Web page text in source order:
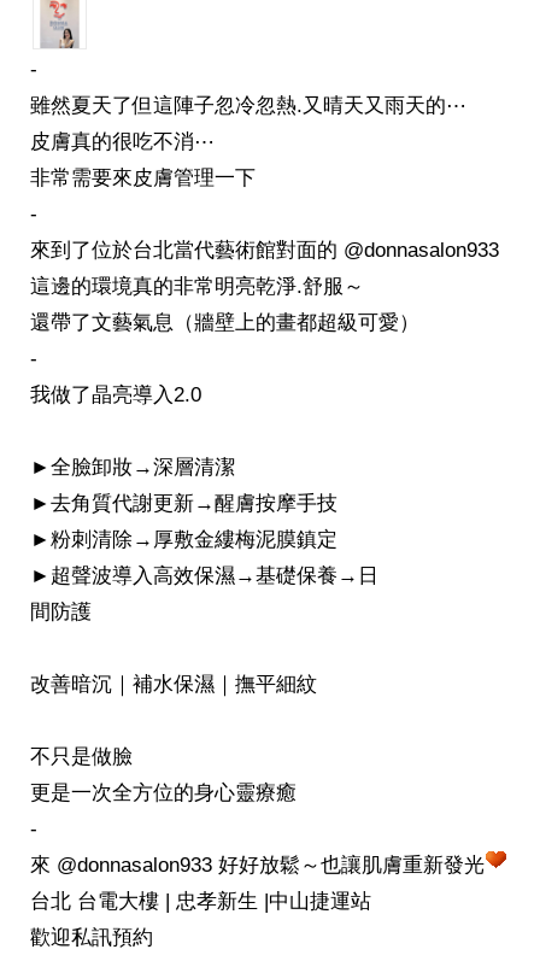
-
雖然夏天了但這陣子忽冷忽熱.又晴天又雨天的⋯
皮膚真的很吃不消⋯
非常需要來皮膚管理一下
-
來到了位於台北當代藝術館對面的 @donnasalon933
這邊的環境真的非常明亮乾淨.舒服～
還帶了文藝氣息（牆壁上的畫都超級可愛）
-
我做了晶亮導入2.0
►全臉卸妝→深層清潔
►去角質代謝更新→醒膚按摩手技
►粉刺清除→厚敷金縷梅泥膜鎮定
►超聲波導入高效保濕→基礎保養→日
間防護
改善暗沉｜補水保濕｜撫平細紋
不只是做臉
更是一次全方位的身心靈療癒
-
來 @donnasalon933 好好放鬆～也讓肌膚重新發光
台北 台電大樓 | 忠孝新生 |中山捷運站
歡迎私訊預約